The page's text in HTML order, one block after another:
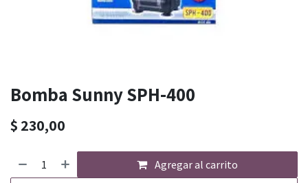
Bomba Sunny SPH-400
$ 230,00
Agregar al carrito